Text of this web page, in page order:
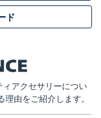
ド
アクセサリーについ
由をご紹介します。